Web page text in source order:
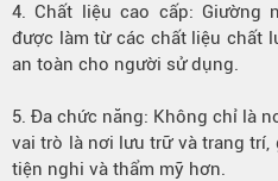
4. Chất liệu cao cấp: Giường
được làm từ các chất liệu chất
an toàn cho người sử dụng.
5. Đa chức năng: Không chỉ là
vai trò là nơi lưu trữ và trang
tiện nghi và thẩm mỹ hơn.